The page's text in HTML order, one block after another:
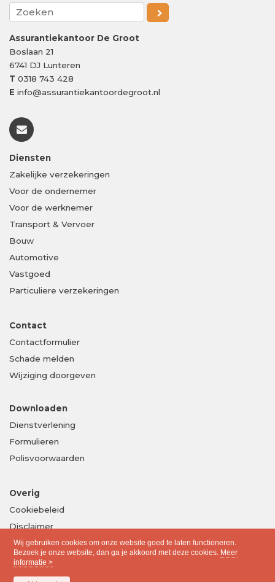
Wij gebruiken cookies om onze website goed te laten functioneren.
Bezoek je onze website, dan ga je akkoord met deze cookies. Meer
informatie >
Assurantiekantoor De Groot
Boslaan 21
6741 DJ Lunteren
T 0318 743 428
E info@assurantiekantoordegroot.nl
Diensten
Zakelijke verzekeringen
Voor de ondernemer
Voor de werknemer
Transport & Vervoer
Bouw
Automotive
Vastgoed
Particuliere verzekeringen
Contact
Contactformulier
Schade melden
Wijziging doorgeven
Downloaden
Dienstverlening
Formulieren
Polisvoorwaarden
Overig
Cookiebeleid
Disclaimer
Privacy